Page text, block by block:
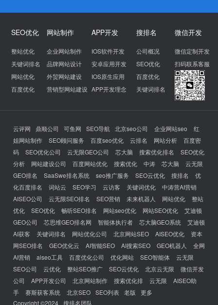
SEO优化
整站优化
关键词排名
网站优化
百度优化
网站制作
企业网站制作
品牌网站设计
外贸网站建设
营销型网站建设
APP开发
IOS软件开发
安卓应用开发
IOS原生应用
APP开发理念
搜排名
公司概况
SEO优化
百度优化
关键词排名
微信开发
微信定制开发
扫码联系客服
云评网 鼎顺公司 可鱼网 SEO导航 北京seo公司 企业网站seo
红
姐网站制作
SEO顾问服务 百度seo优化 云排名 网站分析
百度密
码
SEO优化公司 云无限GEO公司 芯大脑 搜索优化排名
SEO优化
分析
网站建设公司 百度网站优化 搜索优化 中涛 芯大脑
云无限
GEO排名
SaaSwe排名系统 seo推广服务 SEO云优化 搜排名
优
化百度排名
词站云 SEO学习 云访客 关键词优化
中涛营AI营销
AISEO公司
云无限SEO排名 SEO营销 未来机器人 网站优化
整站
优化
SEO优化 畅听SEO排名 网站seo优化 网站SEO优化
艾迪顿
GEO公司
芯思维GEO排名网 智能体执行者 芯大脑GEO系统
艾迪顿
AI获客
关键词排名 网站优化公司 北京网站SEO AISEO优化
资本
网SEO排名
GEO优化云 AI智能SEO AI搜索SEO GEO机器人
全网
AI营销
aiseo工具 百度优化公司 优化网站 SEO智能体
云无限
SEO公司
云优化 整站SEO推广 SEO云优化 北京云无限
微信开发
公司
APP开发公司 北京网站制作 搜索优化排 云无限
AISEO助
手
赛斯获客系统 北京SEO SEO列表 老版
更多
Copyright ©2024 搜排名团队